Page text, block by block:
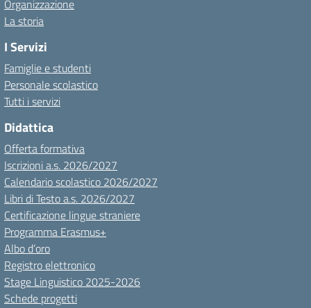
Organizzazione
La storia
I Servizi
Famiglie e studenti
Personale scolastico
Tutti i servizi
Didattica
Offerta formativa
Iscrizioni a.s. 2026/2027
Calendario scolastico 2026/2027
Libri di Testo a.s. 2026/2027
Certificazione lingue straniere
Programma Erasmus+
Albo d’oro
Registro elettronico
Stage Linguistico 2025-2026
Schede progetti